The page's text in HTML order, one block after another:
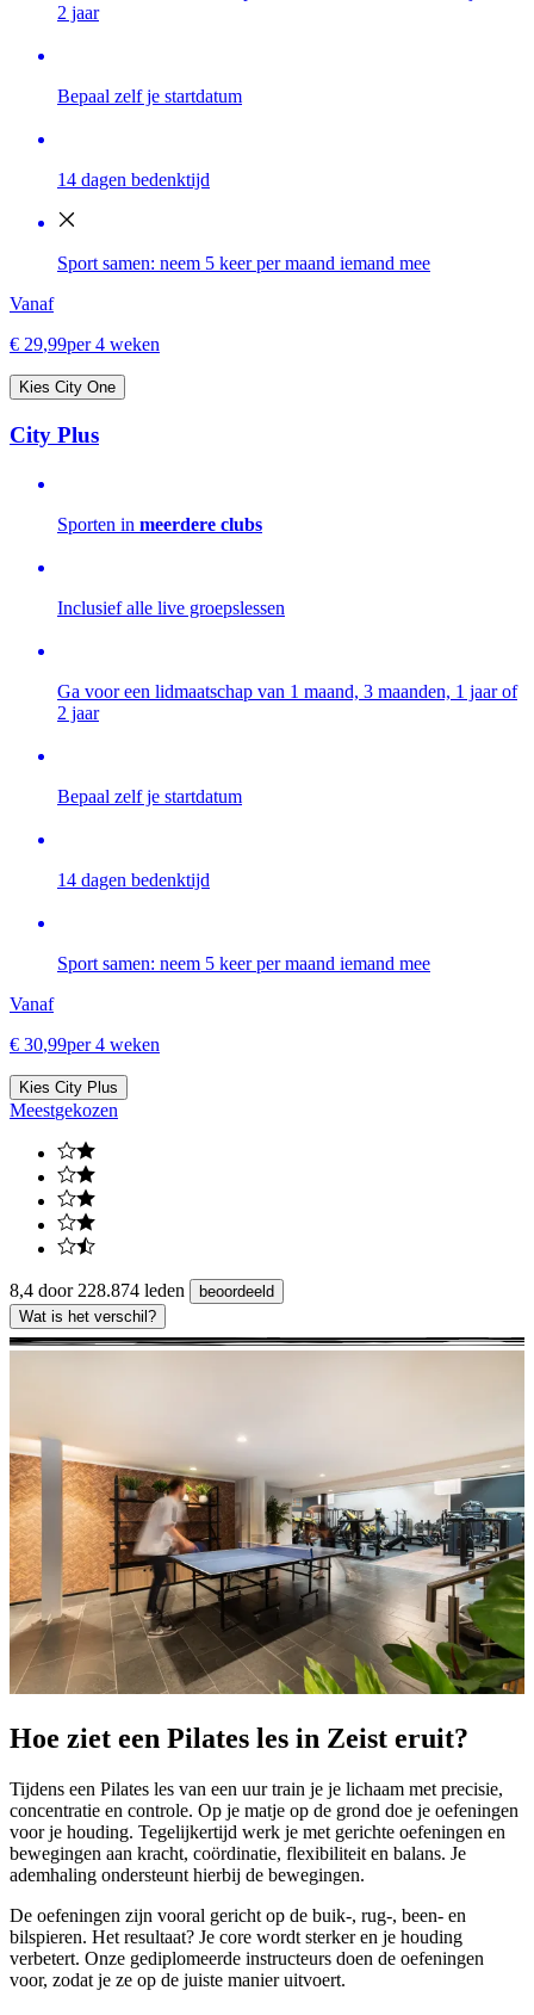
2 jaar
Bepaal zelf je startdatum
14 dagen bedenktijd
Sport samen: neem 5 keer per maand iemand mee
Vanaf
€ 29,99per 4 weken
Kies City One
City Plus
Sporten in meerdere clubs
Inclusief alle live groepslessen
Ga voor een lidmaatschap van 1 maand, 3 maanden, 1 jaar of
2 jaar
Bepaal zelf je startdatum
14 dagen bedenktijd
Sport samen: neem 5 keer per maand iemand mee
Vanaf
€ 30,99per 4 weken
Kies City Plus
Meestgekozen
8,4 door 228.874 leden
beoordeeld
Wat is het verschil?
Hoe ziet een Pilates les in Zeist eruit?
Tijdens een Pilates les van een uur train je je lichaam met precisie,
concentratie en controle. Op je matje op de grond doe je oefeningen
voor je houding. Tegelijkertijd werk je met gerichte oefeningen en
bewegingen aan kracht, coördinatie, flexibiliteit en balans. Je
ademhaling ondersteunt hierbij de bewegingen.
De oefeningen zijn vooral gericht op de buik-, rug-, been- en
bilspieren. Het resultaat? Je core wordt sterker en je houding
verbetert. Onze gediplomeerde instructeurs doen de oefeningen
voor, zodat je ze op de juiste manier uitvoert.